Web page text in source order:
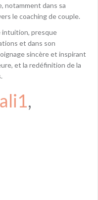
notamment dans sa
le coaching de couple.
intuition, presque
et dans son
sincère et inspirant
et la redéfinition de la